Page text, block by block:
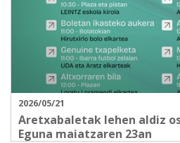
2026/05/21
Aretxabaletak lehen aldiz
Eguna maiatzaren 23an